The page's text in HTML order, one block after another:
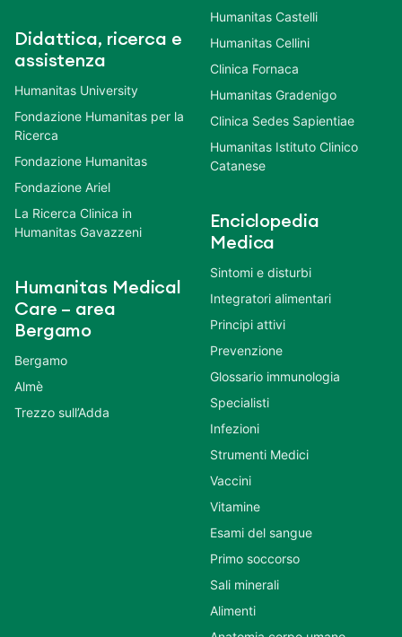
Didattica, ricerca e
assistenza
Humanitas University
Fondazione Humanitas per la
Ricerca
Fondazione Humanitas
Fondazione Ariel
La Ricerca Clinica in
Humanitas Gavazzeni
Humanitas Medical
Care – area
Bergamo
Bergamo
Almè
Trezzo sull’Adda
Humanitas Castelli
Humanitas Cellini
Clinica Fornaca
Humanitas Gradenigo
Clinica Sedes Sapientiae
Humanitas Istituto Clinico
Catanese
Enciclopedia
Medica
Sintomi e disturbi
Integratori alimentari
Principi attivi
Prevenzione
Glossario immunologia
Specialisti
Infezioni
Strumenti Medici
Vaccini
Vitamine
Esami del sangue
Primo soccorso
Sali minerali
Alimenti